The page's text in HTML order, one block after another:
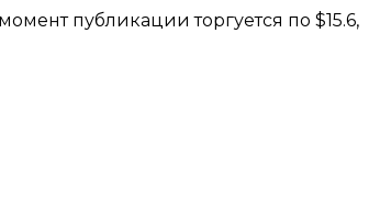
публикации торгуется по $15.6,